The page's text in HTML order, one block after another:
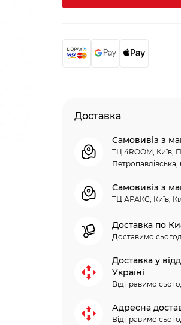
Доставка
Самовивіз з
ТЦ 4ROOM, Київ,
Петропавлівська,
Самовивіз з
ТЦ АРАКС, Київ,
Доставка по
Доставимо
Доставка у
Україні
Відправимо
Адресна
Відправимо